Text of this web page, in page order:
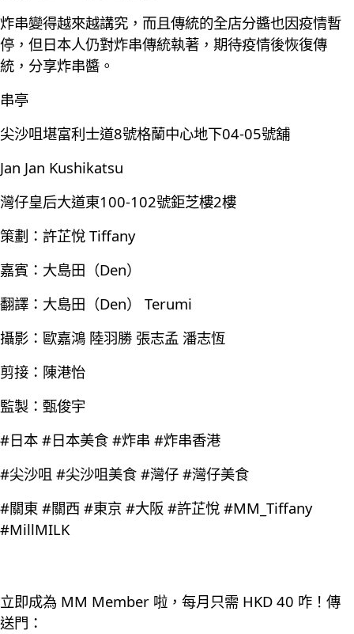
炸串變得越來越講究，而且傳統的全店分醬也因疫情暫
停，但日本人仍對炸串傳統執著，期待疫情後恢復傳
統，分享炸串醬。
串亭
尖沙咀堪富利士道8號格蘭中心地下04-05號舖
Jan Jan Kushikatsu
灣仔皇后大道東100-102號鉅芝樓2樓
策劃：許芷悅 Tiffany
嘉賓：大島田（Den）
翻譯：大島田（Den） Terumi
攝影：歐嘉鴻 陸羽勝 張志孟 潘志恆
剪接：陳港怡
監製：甄俊宇
#日本 #日本美食 #炸串 #炸串香港
#尖沙咀 #尖沙咀美食 #灣仔 #灣仔美食
#關東 #關西 #東京 #大阪 #許芷悅 #MM_Tiffany
#MillMILK
立即成為 MM Member 啦，每月只需 HKD 40 咋！傳
送門：